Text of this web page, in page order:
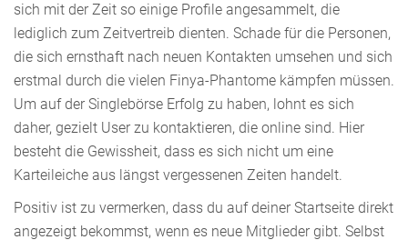
sich mit der Zeit so einige Profile angesammelt, die
lediglich zum Zeitvertreib dienten. Schade für die Personen,
die sich ernsthaft nach neuen Kontakten umsehen und sich
erstmal durch die vielen Finya-Phantome kämpfen müssen.
Um auf der Singlebörse Erfolg zu haben, lohnt es sich
daher, gezielt User zu kontaktieren, die online sind. Hier
besteht die Gewissheit, dass es sich nicht um eine
Karteileiche aus längst vergessenen Zeiten handelt.
Positiv ist zu vermerken, dass du auf deiner Startseite direkt
angezeigt bekommst, wenn es neue Mitglieder gibt. Selbst